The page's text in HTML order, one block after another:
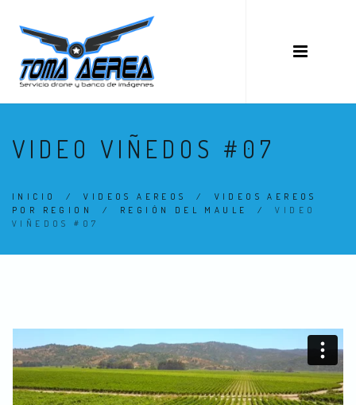
VIDEO VIÑEDOS #07
INICIO /VIDEOS AEREOS / VIDEOS AEREOS
POR REGION
/ REGIÓN DEL MAULE /VIDEO
VIÑEDOS #07